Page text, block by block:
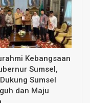
Kebangsaan
Sumsel,
Sumsel
dan Maju